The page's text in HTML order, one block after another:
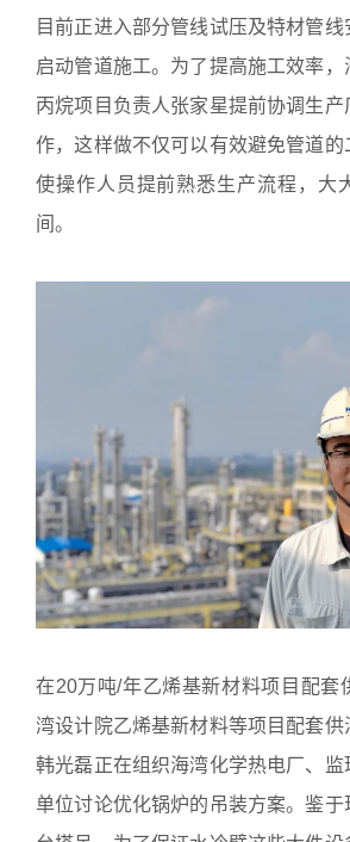
目前正进入部分管线试压及特材管
启动管道施工。为了提高施工效率
丙烷项目负责人张家星提前协调生产
作，这样做不仅可以有效避免管道的
使操作人员提前熟悉生产流程，大
间。
在20万吨/年乙烯基新材料项目配套
湾设计院乙烯基新材料等项目配套供
韩光磊正在组织海湾化学热电厂、监
单位讨论优化锅炉的吊装方案。鉴于